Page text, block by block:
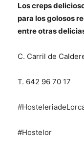
Los creps
para los golosos
entre otras
C. Carril de
T. 642 96 70 17
#Hostelor